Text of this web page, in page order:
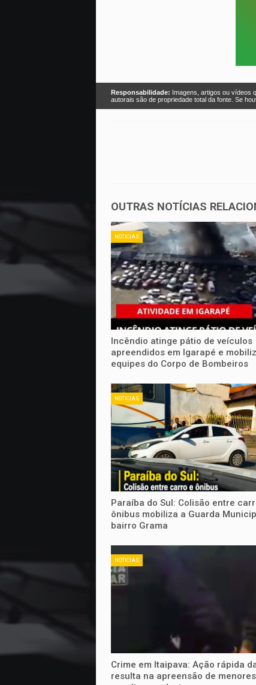
Responsabilidade: Imagens, artigos ou vídeos
autorais são de propriedade total da fonte. Se
OUTRAS NOTÍCIAS
NOTICIAS
Incêndio atinge pátio de veículos
apreendidos em Igarapé e
equipes do Corpo de Bombeiros
NOTICIAS
Paraíba do Sul: Colisão entre
ônibus mobiliza a Guarda
bairro Grama
NOTICIAS
Crime em Itaipava: Ação rápida
resulta na apreensão de